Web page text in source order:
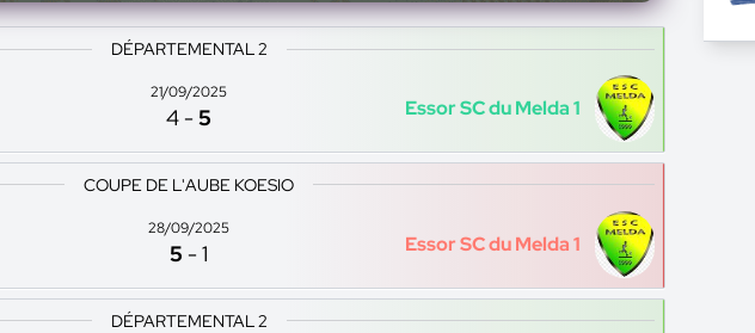
DÉPARTEMENTAL 2
21/09/2025
4 -5 Essor SC du Melda 1
COUPE DE L'AUBE KOESIO
28/09/2025
5 -1 Essor SC du Melda 1
DÉPARTEMENTAL 2